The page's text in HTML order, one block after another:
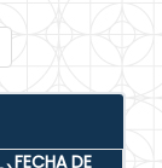
FECHA DE